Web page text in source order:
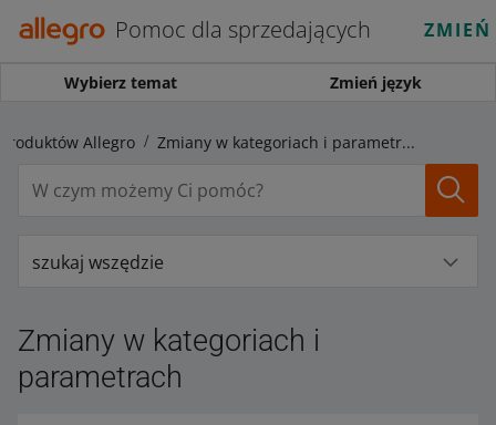
Pomoc dla sprzedających
Wybierz temat Zmień język
Allegro Zmiany w kategoriach i parametrach
szukaj wszędzie
Zmiany w kategoriach i
parametrach